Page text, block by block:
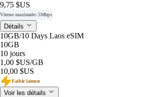
9,75 $US
Vitesse maximale: 5Mbps
Détails
10GB/10 Days Laos eSIM
10GB
10 jours
1,00 $US/GB
10,00 $US
Faible latence
Voir les détails